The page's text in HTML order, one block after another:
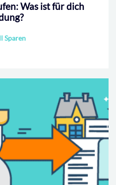
Was ist für dich
Sparen